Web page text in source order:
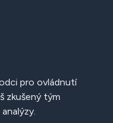
pro ovládnutí
zkušený tým